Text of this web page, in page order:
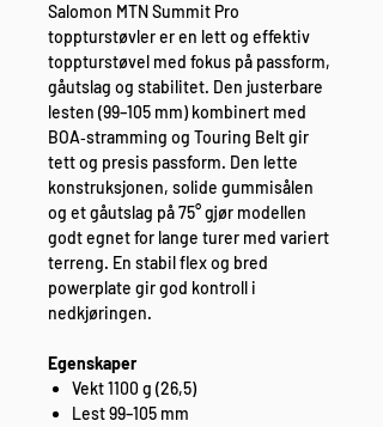
Salomon MTN Summit Pro
toppturstøvler er en lett og effektiv
toppturstøvel med fokus på passform,
gåutslag og stabilitet. Den justerbare
lesten (99–105 mm) kombinert med
BOA‑stramming og Touring Belt gir
tett og presis passform. Den lette
konstruksjonen, solide gummisålen
og et gåutslag på 75° gjør modellen
godt egnet for lange turer med variert
terreng. En stabil flex og bred
powerplate gir god kontroll i
nedkjøringen.
Egenskaper
Vekt 1100 g (26,5)
Lest 99–105 mm